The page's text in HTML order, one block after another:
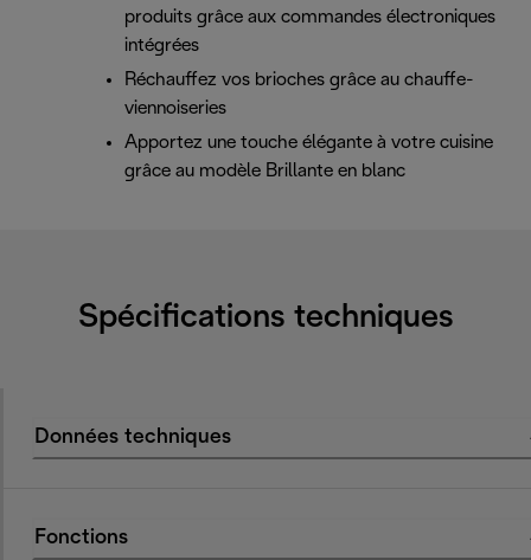
produits grâce aux commandes électroniques
intégrées
Réchauffez vos brioches grâce au chauffe-
viennoiseries
Apportez une touche élégante à votre cuisine
grâce au modèle Brillante en blanc
Spécifications techniques
Données techniques
Fonctions